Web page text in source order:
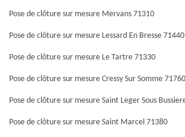
Pose de clôture sur mesure Mervans 71310
Pose de clôture sur mesure Lessard En Bresse 71440
Pose de clôture sur mesure Le Tartre 71330
Pose de clôture sur mesure Cressy Sur Somme 71760
Pose de clôture sur mesure Saint Leger Sous
Pose de clôture sur mesure Saint Marcel 71380